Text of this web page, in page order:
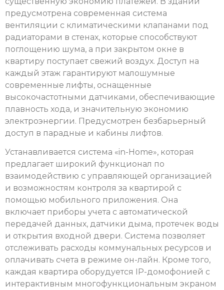
предусмотрена современная система
вентиляции с климатическими клапанами под
радиаторами в стенах, которые способствуют
поглощению шума, а при закрытом окне в
квартиру поступает свежий воздух. Доступ на
каждый этаж гарантируют малошумные
современные лифты, оснащенные
высокочастотными датчиками, обеспечивающие
плавность хода, и значительную экономию
электроэнергии. Предусмотрен безбарьерный
доступ в парадные и кабины лифтов.
Устанавливается система «in-Home», которая
предлагает широкий функционал по
взаимодействию с управляющей организацией
и возможностям контроля за квартирой с
помощью мобильного приложения. Она
включает приборы учета с автоматической
передачей данных, датчики дыма, протечек воды
и открытия входной двери. Система позволяет
отслеживать расходы коммунальных ресурсов и
оплачивать счета в режиме он-лайн. Кроме того,
каждая квартира оборудуется IР-домофонией с
интерактивным многофункциональным экраном